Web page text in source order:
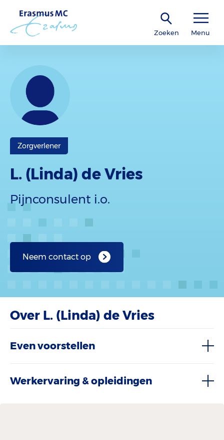
Zoeken Menu
Zorgverlener
L. (Linda) de Vries
Pijnconsulent i.o.
Neem contact op
Over L. (Linda) de Vries
Even voorstellen
Werkervaring & opleidingen